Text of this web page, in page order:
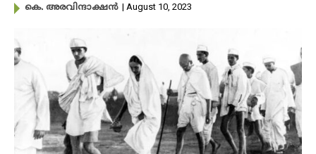
കെ. അരവിന്ദാക്ഷൻ | August 10, 2023